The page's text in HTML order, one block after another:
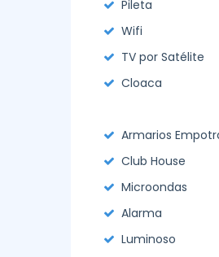
Pileta
Wifi
TV por Satélite
Cloaca
Armarios
Club House
Microondas
Alarma
Luminoso